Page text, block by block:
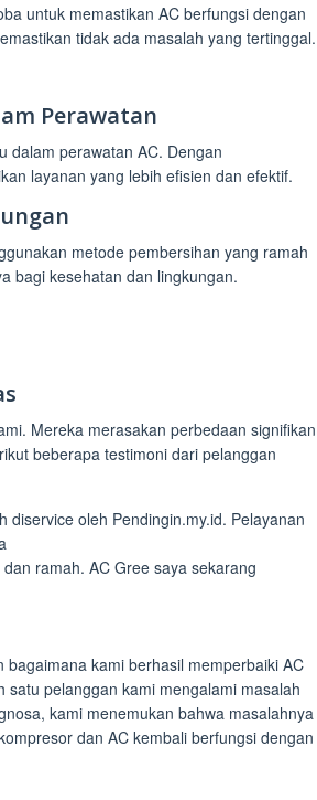
untuk memastikan AC berfungsi dengan
tidak ada masalah yang tertinggal.
Perawatan
dalam perawatan AC. Dengan
layanan yang lebih efisien dan efektif.
metode pembersihan yang ramah
bagi kesehatan dan lingkungan.
Mereka merasakan perbedaan signifikan
beberapa testimoni dari pelanggan
diservice oleh Pendingin.my.id. Pelayanan
ramah. AC Gree saya sekarang
kami berhasil memperbaiki AC
pelanggan kami mengalami masalah
kami menemukan bahwa masalahnya
dan AC kembali berfungsi dengan